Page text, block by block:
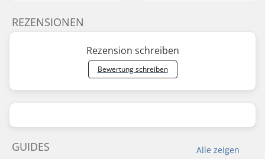
REZENSIONEN
Rezension schreiben
Bewertung schreiben
Alle zeigen
GUIDES